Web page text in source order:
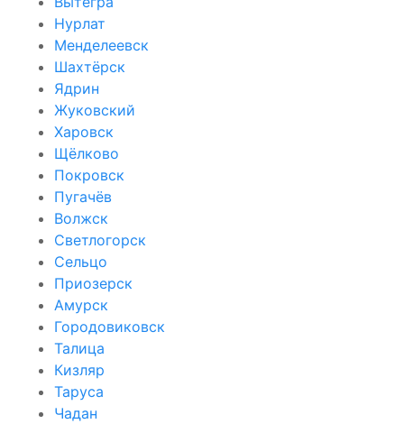
Нурлат
Менделеевск
Шахтёрск
Ядрин
Жуковский
Харовск
Щёлково
Покровск
Пугачёв
Волжск
Светлогорск
Сельцо
Приозерск
Амурск
Городовиковск
Талица
Кизляр
Таруса
Чадан